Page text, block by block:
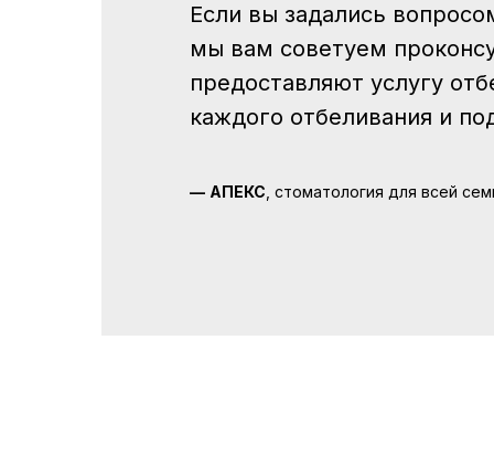
Если вы задались
мы вам советуем
предоставляют услугу
каждого отбеливания и
— АПЕКС , стоматология для всей